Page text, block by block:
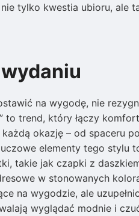
tylko kwestia ubioru, ale
na wygodę, nie
to trend, który łączy
okazję – od spaceru
elementy tego stylu
takie jak czapki z
w stonowanych
na wygodzie, ale
wyglądać modnie i